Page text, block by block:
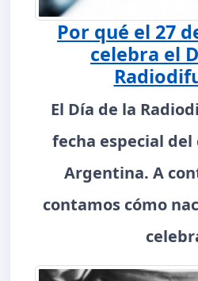
Por qué el 27
celebra el
El Día de la
fecha especial
Argentina. A
contamos cómo